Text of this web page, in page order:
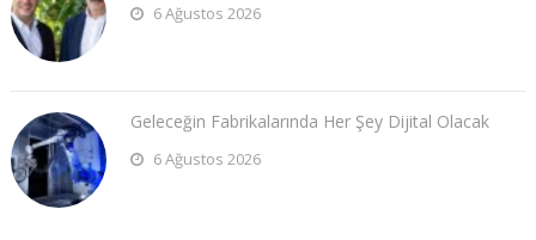
6 Ağustos 2026
Geleceğin Fabrikalarında Her Şey Dijital Olacak
6 Ağustos 2026